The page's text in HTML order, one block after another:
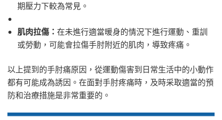
期壓力下較為常見。
肌肉拉傷： 在未進行適當暖身的情況下進行運動、重訓
或勞動，可能會拉傷手肘附近的肌肉，導致疼痛。
以上提到的手肘痛原因，從運動傷害到日常生活中的小動作
都有可能成為誘因。在面對手肘疼痛時，及時采取適當的預
防和治療措施是非常重要的。